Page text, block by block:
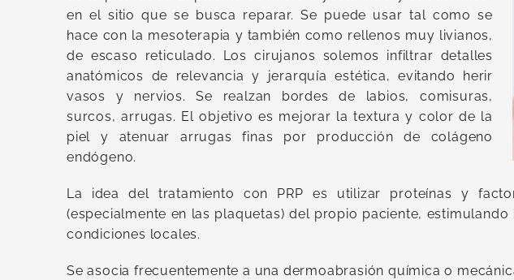
en el sitio que se busca reparar. Se puede usar tal como se
hace con la mesoterapia y también como rellenos muy livianos,
de escaso reticulado. Los cirujanos solemos infiltrar detalles
anatómicos de relevancia y jerarquía estética, evitando herir
vasos y nervios. Se realzan bordes de labios, comisuras,
surcos, arrugas. El objetivo es mejorar la textura y color de la
piel y atenuar arrugas finas por producción de colágeno
endógeno.
La idea del tratamiento con PRP es utilizar proteínas y
(especialmente en las plaquetas) del propio paciente,
condiciones locales.
Se asocia frecuentemente a una dermoabrasión química o